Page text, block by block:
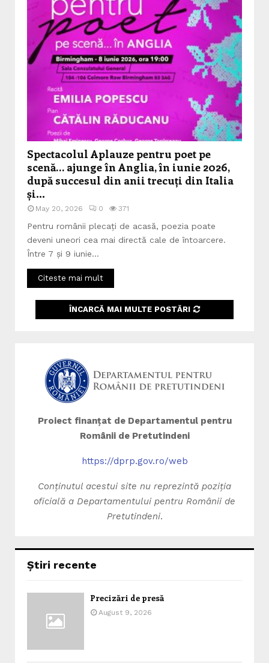
Spectacolul Aplauze pentru poet pe
scenă… ajunge în Anglia, în iunie 2026,
după succesul din anii trecuți din Italia
și...
May 20, 2026 0 371
Pentru românii plecați de acasă, poezia poate
deveni uneori cea mai directă cale de întoarcere.
Între 7 și 9 iunie...
Citeste mai mult
ÎNCARCĂ MAI MULTE POSTĂRI
Proiect finanțat de Departamentul pentru
Românii de Pretutindeni
https://dprp.gov.ro/web
Conținutul acestui site nu reprezintă poziția
oficială a Departamentului pentru Românii de
Pretutindeni.
Știri recente
Precizări de presă
August 9, 2026